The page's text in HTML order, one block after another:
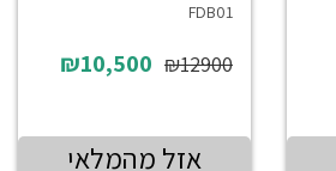
FDB01
₪10,500 ₪12900
אזל מהמלאי